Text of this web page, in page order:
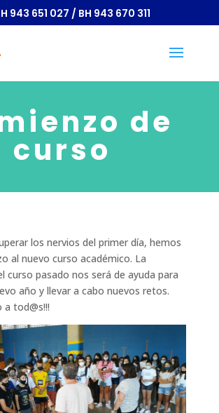
943 651 027 / BH 943 670 311
de
curso
los nervios del primer día, hemos
al nuevo curso académico. La
curso pasado nos será de ayuda para
año y llevar a cabo nuevos retos.
a tod@s!!!